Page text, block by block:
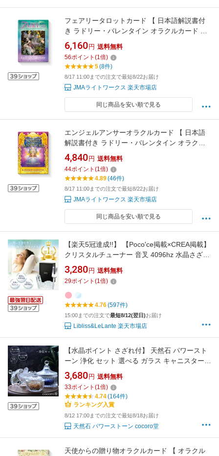
フェアリータロットカード 【 日本語解説書付
き ラドリー・バレンタイン オラクルカード タ
ロットカード 妖精 】
6,160 円 送料無料
56ポイント (1 倍)
5(8件)
8/17 11:00までの注文で最短8/22お届け
JMAライトワークス 楽天市場店
同じ商品を安い順で見る
エンジェルアンサーオラクルカード 【 日本語
解説書付き ラドリー・バレンタイン オラクル
カード セルフケア 天使 】
4,840 円 送料無料
44ポイント (1 倍)
4.89(46件)
8/17 11:00までの注文で最短8/22お届け
JMAライトワークス 楽天市場店
同じ商品を安い順で見る
【楽天5冠達成!!】 【Poco'ce掲載×CREA掲載】
クリスタルチューナー 音叉 4096hz 水晶さざれ
5点セット 水晶 パワーストーン 送料無料
Libliss リブリス
3,280 円 送料無料
29ポイント (1 倍)
4.76(597件)
15:00までの注文で最短8/12(翌日)お届け
Libliss&LeLante 楽天市場店
【水晶ポイント さざれ付】 天然石 パワースト
ーン 浄化 セット 選べる ガラス キャニスター
水晶 さざれ サザレ さざれ石 ポイント 置き物
ラブラドライト シトリン ラピスラズリ アメジ
スト モリオン タイガーアイ ローズクォーツ
【送料無料】【メール便不可】 a5h
3,680 円 送料無料
33ポイント (1 倍)
4.74(164件)
ランキング入賞
8/12 17:00までの注文で最短8/18お届け
天然石 パワーストーン cocoro堂
天使からの贈り物オラクルカード 【 オラクル